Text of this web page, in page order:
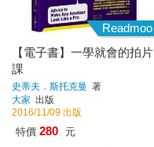
Readmoo
【電子書】一學就會的拍片
課
史蒂夫．斯托克曼 著
大家 出版
2016/11/09 出版
特價 280 元